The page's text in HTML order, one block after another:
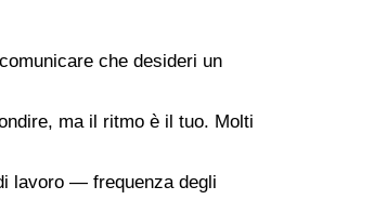
che desideri un
ma il ritmo è il tuo. Molti
lavoro — frequenza degli